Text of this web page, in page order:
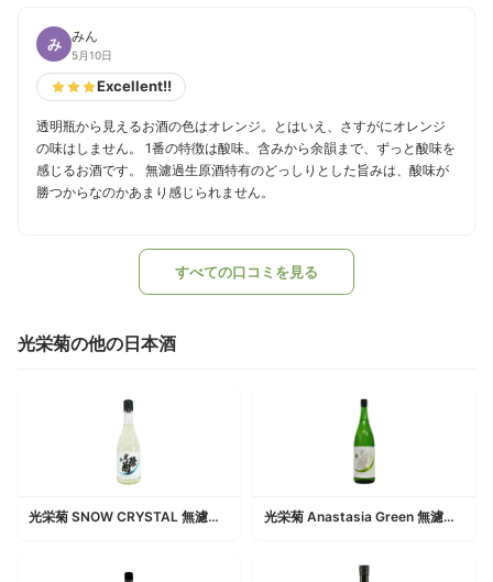
み みん
5月10日
Excellent!!
透明瓶から見えるお酒の色はオレンジ。とはいえ、さすがにオレンジ
の味はしません。 1番の特徴は酸味。含みから余韻まで、ずっと酸味を
感じるお酒です。 無濾過生原酒特有のどっしりとした旨みは、酸味が
勝つからなのかあまり感じられません。
すべての口コミを見る
光栄菊の他の日本酒
光栄菊 SNOW CRYSTAL 無濾過生原酒 光栄菊 Anastasia Green 無濾過生原酒